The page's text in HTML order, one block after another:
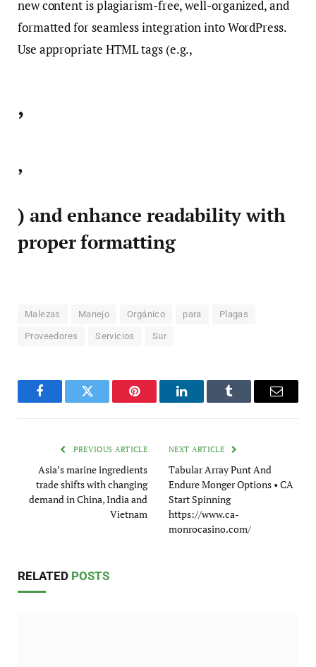
new content is plagiarism-free, well-organized, and
formatted for seamless integration into WordPress.
Use appropriate HTML tags (e.g.,
,
,
) and enhance readability with
proper formatting
Malezas Manejo Orgánico para Plagas
Proveedores Servicios Sur
FacebookTwitter Pinterest LinkedInTumblr Email
PREVIOUS ARTICLE
Asia’s marine ingredients
trade shifts with changing
demand in China, India and
Vietnam
NEXT ARTICLE
Tabular Array Punt And
Endure Monger Options • CA
Start Spinning
https://www.ca-
monrocasino.com/
RELATED POSTS